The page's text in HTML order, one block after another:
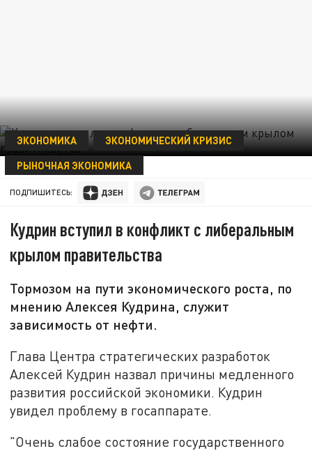
ЭКОНОМИКА
ЭКОНОМИЧЕСКИЙ КРИЗИС
РЫНОЧНАЯ ЭКОНОМИКА
11 АПРЕЛЯ 16:00
ПОДПИШИТЕСЬ:
Кудрин вступил в конфликт с либеральным
крылом правительства
Тормозом на пути экономического роста, по
мнению Алексея Кудрина, служит
зависимость от нефти.
Глава Центра стратегических разработок
Алексей Кудрин назвал причины медленного
развития российской экономики. Кудрин
увидел проблему в госаппарате.
"Очень слабое состояние государственного